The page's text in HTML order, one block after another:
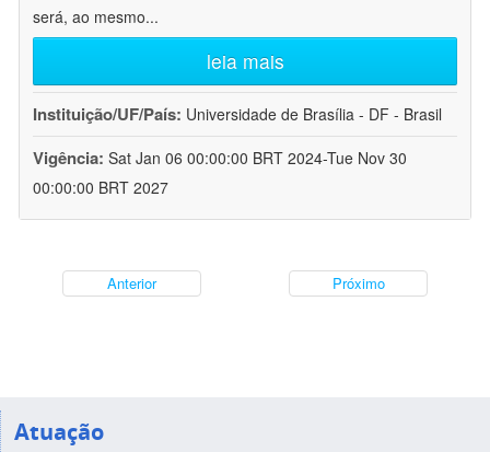
será, ao mesmo...
leia mais
Instituição/UF/País: Universidade de Brasília - DF - Brasil
Vigência: Sat Jan 06 00:00:00 BRT 2024-Tue Nov 30
00:00:00 BRT 2027
Anterior Próximo
Atuação